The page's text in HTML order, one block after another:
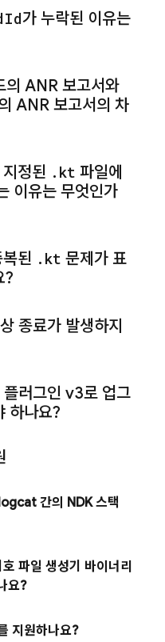
Id가 누락된 이유는
의 ANR 보고서와
ANR 보고서의 차
정된 . kt 파일에
이유는 무엇인가
된 . kt 문제가 표
?
종료가 발생하지
러그인 v3로 업그
하나요?
간의 NDK 스택
파일 생성기 바이너리
요?
지원하나요?